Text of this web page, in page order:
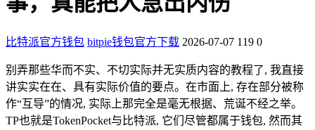
比特派官方钱包 bitpie钱包官方下载 2026-07-07 119 0
别弄那些华而不实、不切实际并无实质内容的教程了, 我直接
讲实实在在、具有实际价值的要点。在市面上, 存在部分被称
作“互导”的情况, 实际上那完全是毫无根据、荒诞不经之举。
TP也就是TokenPocket与比特派, 它们尽管都属于钱包, 然而其